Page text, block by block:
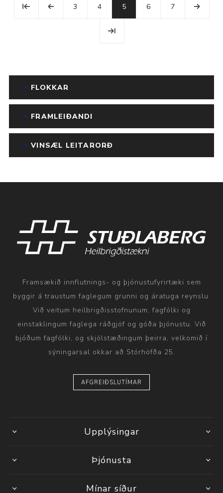
3 4 5 6 7
FLOKKAR
FRAMLEIÐANDI
VINSÆL LEITARORÐ
Framsækið innflutnings- og þjónustufyrirtæki sem
byggir á traustum faglegum grunni og áratuga reynslu.
Við veitum heilbrigðisstofnunum, fagfólki og
einstaklingum faglega ráðgjöf og góða þjónustu. Við
bjóðum fagfólki, og skjólstæðingum þeirra, velkomið í
sýningarsal okkar að Stórhöfða 25.
AFGREIÐSLUTÍMAR
Upplýsingar
Þjónusta
Mínar síður